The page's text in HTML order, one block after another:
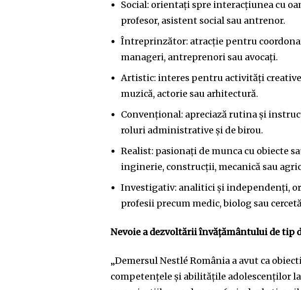
Social: orientați spre interacțiunea cu
profesor, asistent social sau antrenor.
Întreprinzător: atracție pentru
manageri, antreprenori sau avocați.
Artistic: interes pentru activități
muzică, actorie sau arhitectură.
Convențional: apreciază rutina și
roluri administrative și de birou.
Realist: pasionați de munca cu obiecte
inginerie, construcții, mecanică sau
Investigativ: analitici și independenți,
profesii precum medic, biolog sau
Nevoie a dezvoltării învățământului de tip
„Demersul Nestlé România a avut ca
competențele și abilitățile adolescenților